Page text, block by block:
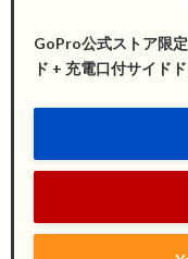
GoPro公式ストア限
ド + 充電口付サイド